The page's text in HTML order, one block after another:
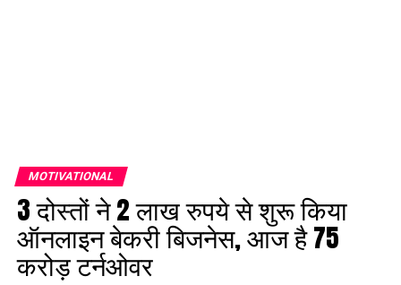
MOTIVATIONAL
3 दोस्‍तों ने 2 लाख रुपये से शुरू किया
ऑनलाइन बेकरी बिजनेस, आज है 75
करोड़ टर्नओवर